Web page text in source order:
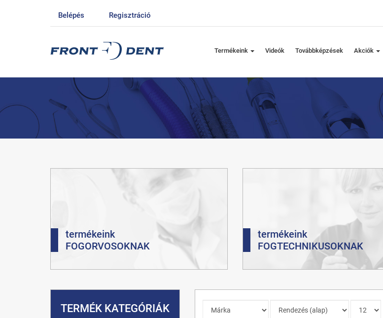
Belépés Regisztráció
Termékeink Videók Továbbképzések Akciók
termékeink
FOGORVOSOKNAK
termékeink
FOGTECHNIKUSOKNAK
TERMÉK KATEGÓRIÁK